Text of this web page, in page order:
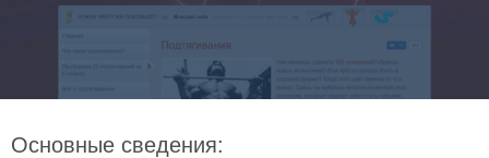
Основные сведения: